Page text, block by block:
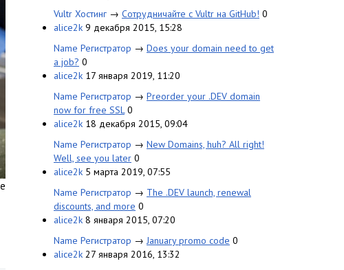
Vultr Хостинг → Сотрудничайте с Vultr на GitHub! 0
alice2k 9 декабря 2015, 15:28
Name Регистратор → Does your domain need to get
a job? 0
alice2k 17 января 2019, 11:20
Name Регистратор → Preorder your .DEV domain
now for free SSL 0
alice2k 18 декабря 2015, 09:04
Name Регистратор → New Domains, huh? All right!
Well, see you later 0
alice2k 5 марта 2019, 07:55
Name Регистратор → The .DEV launch, renewal
discounts, and more 0
alice2k 8 января 2015, 07:20
Name Регистратор → January promo code 0
alice2k 27 января 2016, 13:32